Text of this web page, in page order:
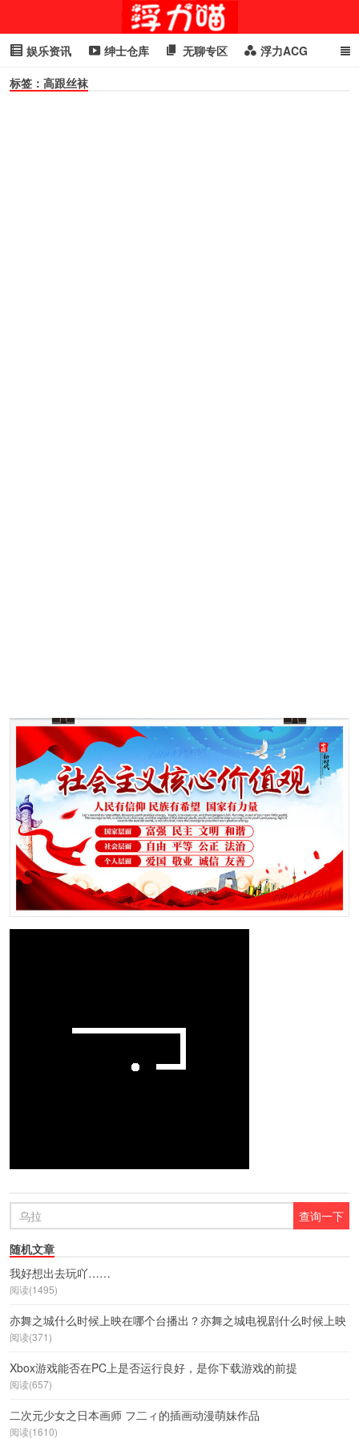
娱乐资讯 绅士仓库 无聊专区 浮力ACG
浮力GIF 明星头条
标签：高跟丝袜
随机文章
我好想出去玩吖……
阅读(1495)
亦舞之城什么时候上映在哪个台播出？亦舞之城电视剧什么时候上映
阅读(371)
Xbox游戏能否在PC上是否运行良好，是你下载游戏的前提
阅读(657)
二次元少女之日本画师 フ二ィ的插画动漫萌妹作品
阅读(1610)